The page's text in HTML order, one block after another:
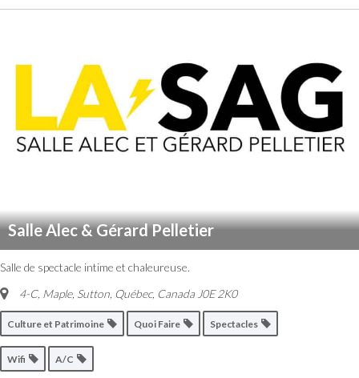
Salle Alec & Gérard Pelletier
Salle de spectacle intime et chaleureuse.
4-C, Maple, Sutton Québec, Canada J0E 2K0
Culture et Patrimoine Quoi Faire Spectacles
Wifi A/C